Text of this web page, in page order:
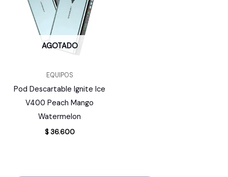
AGOTADO
EQUIPOS
Pod Descartable Ignite Ice
V400 Peach Mango
Watermelon
$36.600